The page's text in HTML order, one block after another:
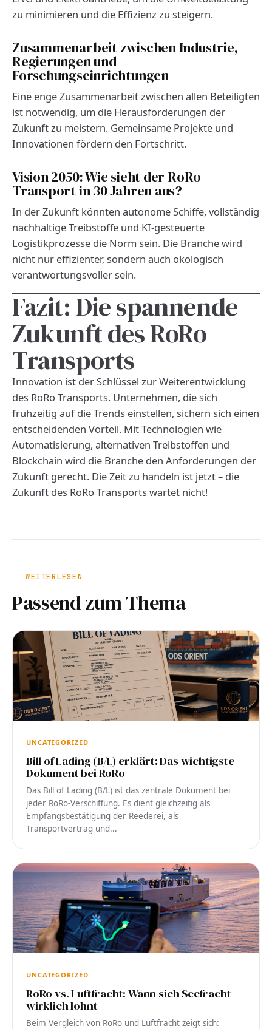
zu minimieren und die Effizienz zu steigern.
Zusammenarbeit zwischen Industrie,
Regierungen und
Forschungseinrichtungen
Eine enge Zusammenarbeit zwischen allen Beteiligten
ist notwendig, um die Herausforderungen der
Zukunft zu meistern. Gemeinsame Projekte und
Innovationen fördern den Fortschritt.
Vision 2050: Wie sieht der RoRo
Transport in 30 Jahren aus?
In der Zukunft könnten autonome Schiffe, vollständig
nachhaltige Treibstoffe und KI-gesteuerte
Logistikprozesse die Norm sein. Die Branche wird
nicht nur effizienter, sondern auch ökologisch
verantwortungsvoller sein.
Fazit: Die spannende
Zukunft des RoRo
Transports
Innovation ist der Schlüssel zur Weiterentwicklung
des RoRo Transports. Unternehmen, die sich
frühzeitig auf die Trends einstellen, sichern sich einen
entscheidenden Vorteil. Mit Technologien wie
Automatisierung, alternativen Treibstoffen und
Blockchain wird die Branche den Anforderungen der
Zukunft gerecht. Die Zeit zu handeln ist jetzt – die
Zukunft des RoRo Transports wartet nicht!
WEITERLESEN
Passend zum Thema
UNCATEGORIZED
Bill of Lading (B/L) erklärt: Das wichtigste
Dokument bei RoRo
Das Bill of Lading (B/L) ist das zentrale Dokument bei
jeder RoRo-Verschiffung. Es dient gleichzeitig als
Empfangsbestätigung der Reederei, als
Transportvertrag und...
UNCATEGORIZED
RoRo vs. Luftfracht: Wann sich Seefracht
wirklich lohnt
Beim Vergleich von RoRo und Luftfracht zeigt sich: